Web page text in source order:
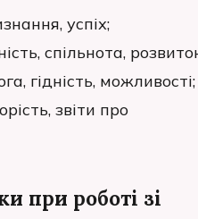
успіх;
спільнота,
гідність, можливості;
звіти про
при роботі зі